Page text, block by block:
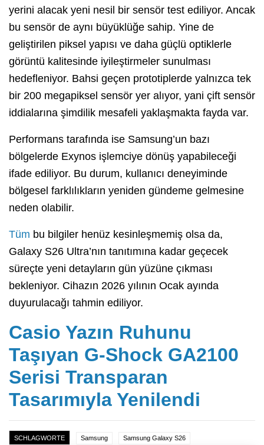
yerini alacak yeni nesil bir sensör test ediliyor. Ancak
bu sensör de aynı büyüklüğe sahip. Yine de
geliştirilen piksel yapısı ve daha güçlü optiklerle
görüntü kalitesinde iyileştirmeler sunulması
hedefleniyor. Bahsi geçen prototiplerde yalnızca tek
bir 200 megapiksel sensör yer alıyor, yani çift sensör
iddialarına şimdilik mesafeli yaklaşmakta fayda var.
Performans tarafında ise Samsung’un bazı
bölgelerde Exynos işlemciye dönüş yapabileceği
ifade ediliyor. Bu durum, kullanıcı deneyiminde
bölgesel farklılıkların yeniden gündeme gelmesine
neden olabilir.
Tüm bu bilgiler henüz kesinleşmemiş olsa da,
Galaxy S26 Ultra’nın tanıtımına kadar geçecek
süreçte yeni detayların gün yüzüne çıkması
bekleniyor. Cihazın 2026 yılının Ocak ayında
duyurulacağı tahmin ediliyor.
Casio Yazın Ruhunu
Taşıyan G-Shock GA2100
Serisi Transparan
Tasarımıyla Yenilendi
SCHLAGWORTE Samsung Samsung Galaxy S26